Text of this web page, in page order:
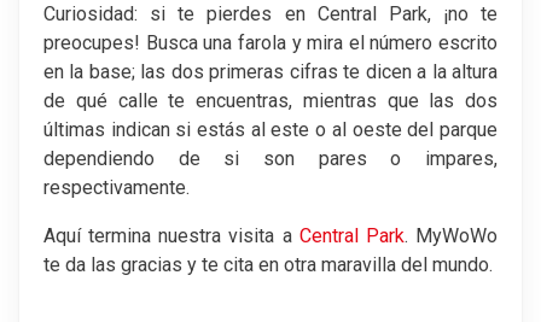
Curiosidad: si te pierdes en Central Park, ¡no te
preocupes! Busca una farola y mira el número escrito
en la base; las dos primeras cifras te dicen a la altura
de qué calle te encuentras, mientras que las dos
últimas indican si estás al este o al oeste del parque
dependiendo de si son pares o impares,
respectivamente.
Aquí termina nuestra visita a Central Park. MyWoWo
te da las gracias y te cita en otra maravilla del mundo.